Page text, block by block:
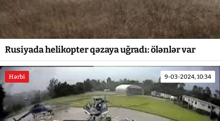
Rusiyada helikopter qəzaya uğradı: ölənlər var
Hərbi 9-03-2024, 10:34